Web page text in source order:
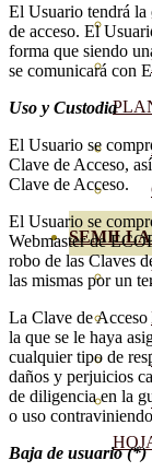
El Usuario tendrá la
de acceso. El
forma que siendo
se comunicará con
Uso y Custodia
El Usuario se
Clave de Acceso,
Clave de Acceso.
El Usuario se
Webmaster de
robo de las Claves
las mismas por un
La Clave de Acceso
la que se le haya
cualquier tipo de
daños y perjuicios
de diligencia en la
o uso
Baja de usuario (*)